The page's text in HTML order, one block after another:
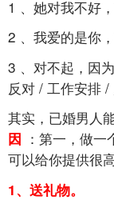
1 、她对我不好
2 、我爱的是你
3 、对不起，因
反对 / 工作安排 /
其实，已婚男人
因 ：第一，做
可以给你提供很
1、送礼物。